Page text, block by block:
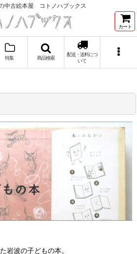
中古絵本屋 コトノハブックス
カート
特集 商品検索
配送・送料につ
いて
岩波の子どもの本。